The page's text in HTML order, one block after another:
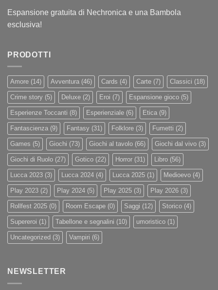
Espansione gratuita di Nechronica e una Bambola
esclusiva!
PRODOTTI
Amore (14) Avventura (46) Cards (4) Carte (7) Classici (18)
Crime story (5) Deluxe (2) Eroi (7) Espansione gioco (5)
Esperienze Toccanti (8) Esperienziale (6) Etica (9)
Fantascienza (9) Fantasy (31) Folklore (3) Fumetti (2)
Games (5) Giochi (73) Giochi al tavolo (66) Giochi dal vivo (3)
Giochi di Ruolo (27) Gotico (22) Horror (31) Libro (56)
Lucca 2023 (3) Lucca 2024 (4) Lucca 2025 (1) Medioevo (4)
Play 2023 (2) Play 2024 (5) Play 2025 (3) Play 2026 (3)
Rollfest 2025 (0) Room Escape (0) Saggi (12) Storico (4)
Supereroi (1) Tabellone e segnalini (10) umoristico (1)
Uncategorized (3) Vampiri (6)
NEWSLETTER